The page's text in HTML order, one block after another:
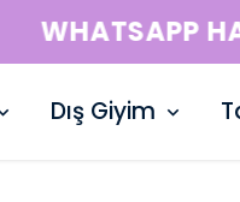
Dış Giyim